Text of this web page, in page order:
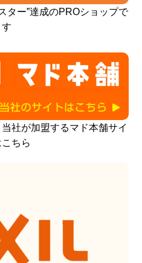
ター”達成のPROショップで
す
社が加盟するマド本舗サイ
こちら